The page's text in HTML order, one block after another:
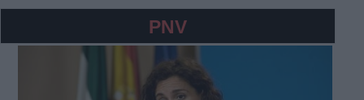
PNV